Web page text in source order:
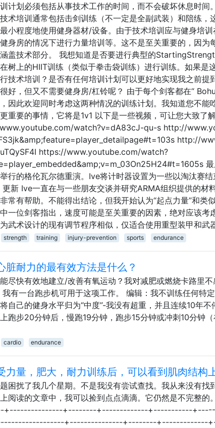
计划必须包括从事技术工作的时间，而不会破坏休息时间
术培训通常包括击剑训练（不一定是全副武装）和陪练，
小程度地使用健身器材/设备。由于技术培训应与健身培
身房的情况下进行力量培训等。这不是至关重要的，因为
盖技术部分。 我想知道是否要进行典型的
树上的HIIT训练（类似于拳击袋训练）进行训练。如果是
技术培训？是否有任何培训计划可以更好地实现我之前
好，但又不需要健身房/杠铃呢？ 由于每个剑客都在“
因此欢迎同时考虑这两种情况的训练计划。我知道您不能
重要的事情，它将是1v1 以下是一些视频，可让您大致了
watch?v=dA83cJ-qu-s http://
http://
https://www.youtube.com/watch?
最
行的格伦瓦尔德重演。Ive将计时器设置为一些以淘汰赛
更新 Ive一直在与一些朋友交谈并研究ARMA组织提供的材
常有帮助。不能得出结论，但我开始认为“起点力量”和类
一位剑客指出，速度可能是至关重要的因素，绝对应该考
为武术设计的现有调节程序相似，仅适合使用重型装甲和武器
strength training injury-prevention sports endurance
脏耐力的最有效方法是什么？
尽快有效地建立/改善有氧运动？我对减肥或燃烧卡路里
我有一台跑步机可用于这项工作。 编辑：我不训练任何特
自己的健身水平归为“中度”-我没有超重，并且连续10年
跑步20分钟后，慢跑19分钟，跑步15分钟或冲刺10分钟
cardio endurance
力量，肥大，耐力训练后，可以看到肌肉结构
困扰了我几个星期。不是我没有尝试查找。我从来没有找
阅读的文章中，我可以捡到点点滴滴。它仍然是不完
+---------------+--------+-------------+-----------+-------
+---------------+--------+-------------